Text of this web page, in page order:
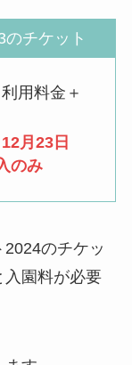
チケット
用料金＋
12月23日
のみ
のチケッ
入園料が必要